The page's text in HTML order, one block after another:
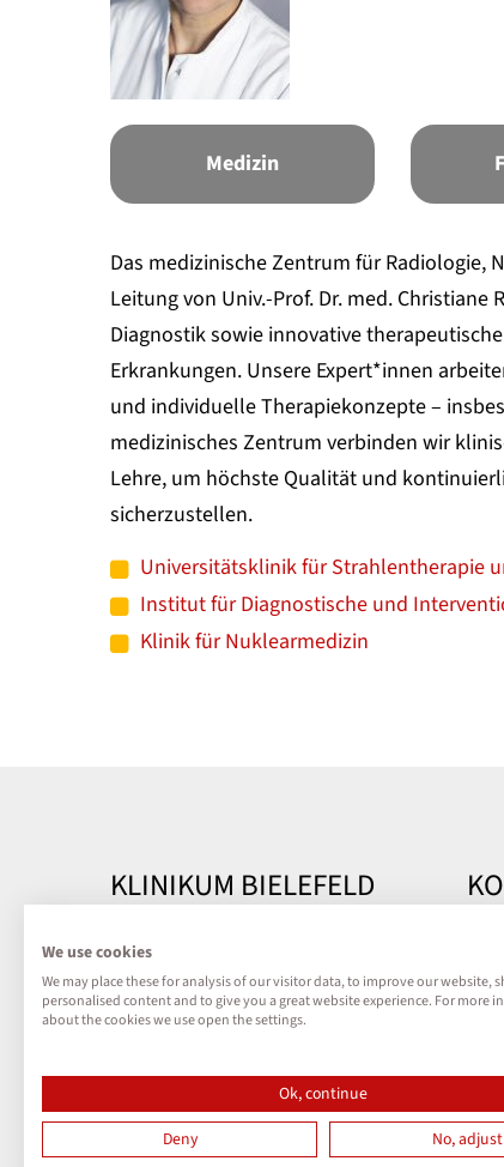
Medizin
Das medizinische Zentrum für
Leitung von Univ.-Prof. Dr. med.
Diagnostik sowie innovative
Erkrankungen. Unsere Expert*innen
und individuelle Therapiekonzepte –
medizinisches Zentrum verbinden wir
Lehre, um höchste Qualität und
sicherzustellen.
Universitätsklinik für Strahlentherapie
Institut für Diagnostische und
Klinik für Nuklearmedizin
KLINIKUM BIELEFELD
Impressum
We use cookies
We may place these for analysis of our visitor data, to improve our website,
personalised content and to give you a great website experience. For more
about the cookies we use open the settings.
Ok, continue
Deny
No, adjust